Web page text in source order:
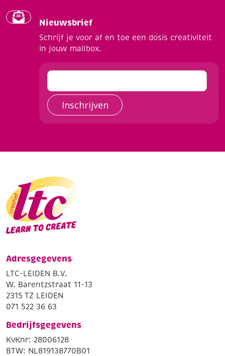
Nieuwsbrief
Schrijf je voor af en toe een dosis creativiteit
in jouw mailbox.
Inschrijven
Adresgegevens
LTC-LEIDEN B.V.
W. Barentzstraat 11-13
2315 TZ LEIDEN
071 522 36 63
Bedrijfsgegevens
KvKnr: 28006128
BTW: NL819138770B01